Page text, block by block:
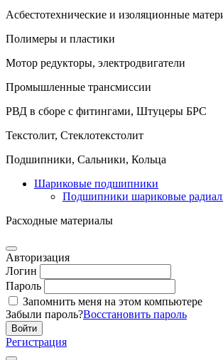
Асбестотехнические и изоляционные
Полимеры и пластики
Мотор редукторы, электродвигатели
Промышленные трансмиссии
РВД в сборе с фитингами, Штуцеры БРС
Текстолит, Стеклотекстолит
Подшипники, Сальники, Кольца
Шариковые подшипники
Подшипники шариковые
Расходные материалы
Авторизация
Логин
Пароль
Запомнить меня на этом компьютере
Забыли пароль?Восстановить пароль
Регистрация